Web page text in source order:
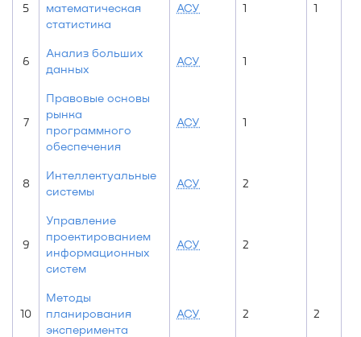
5
математическая
статистика
АСУ 1 1
6
Анализ больших
данных
АСУ 1
7
Правовые основы
рынка
программного
обеспечения
АСУ 1
8
Интеллектуальные
системы
АСУ 2
9
Управление
проектированием
информационных
систем
АСУ 2
10
Методы
планирования
эксперимента
АСУ 2 2